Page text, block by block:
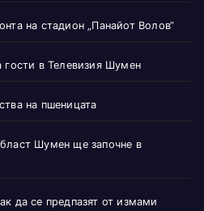
на стадион „Панайот Волов“
гости в Телевизия Шумен
на пшеницата
Шумен ще започне в
да се предпазят от измами